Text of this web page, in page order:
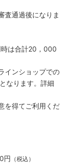
査通過後になりま
は合計20，000
インショップでの
なります。詳細
を得てご利用くだ
円 （税込）